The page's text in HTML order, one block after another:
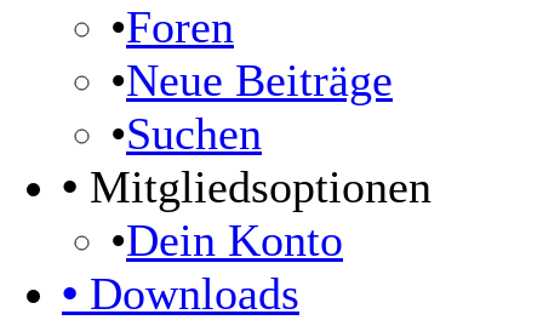
•Foren
•Neue Beiträge
•Suchen
• Mitgliedsoptionen
•Dein Konto
• Downloads